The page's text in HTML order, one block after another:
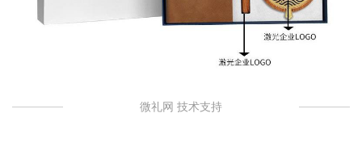
微礼网 技术支持